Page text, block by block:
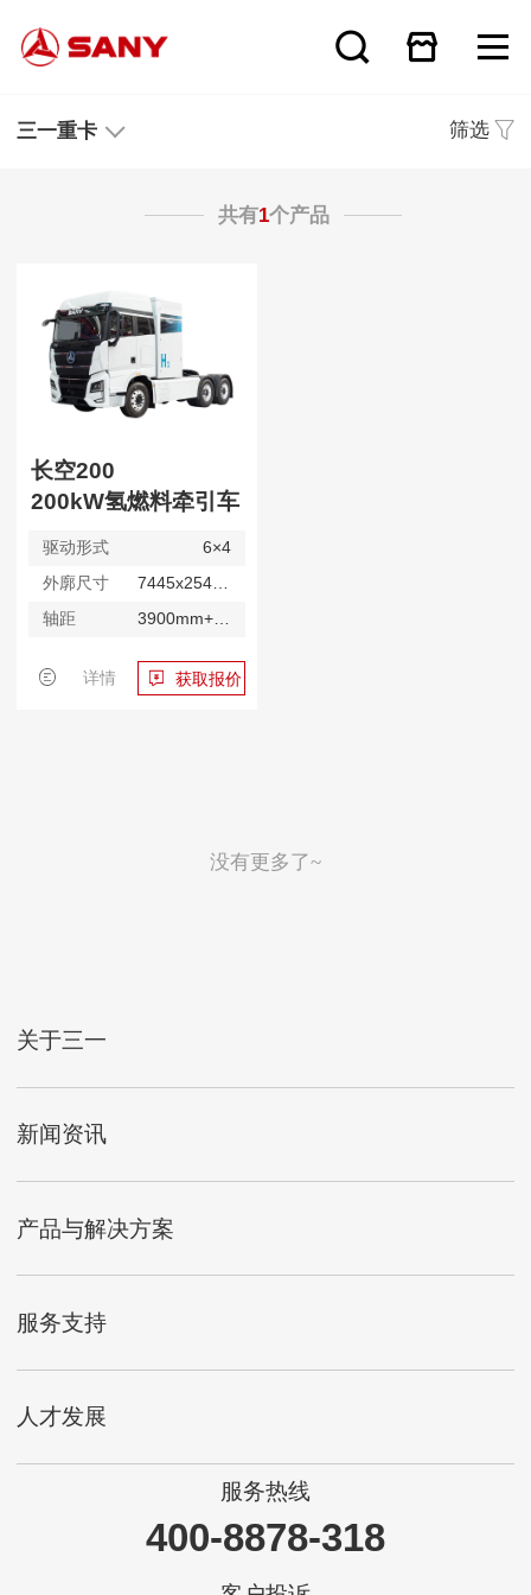
三一重卡 筛选
共有1个产品
长空200
200kW氢燃料牵引车
驱动形式
6×4
外廓尺寸
7445x2545x3770mm
轴距
3900mm+1350mm
详情 获取报价
没有更多了~
关于三一
新闻资讯
产品与解决方案
服务支持
人才发展
服务热线
400-8878-318